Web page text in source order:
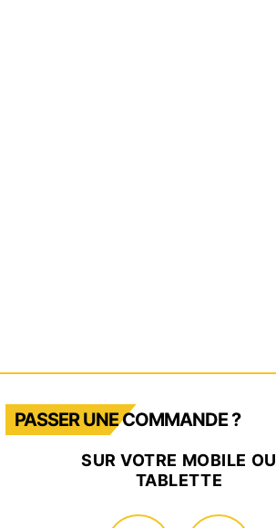
PASSER UNE COMMANDE ?
SUR VOTRE MOBILE OU
TABLETTE